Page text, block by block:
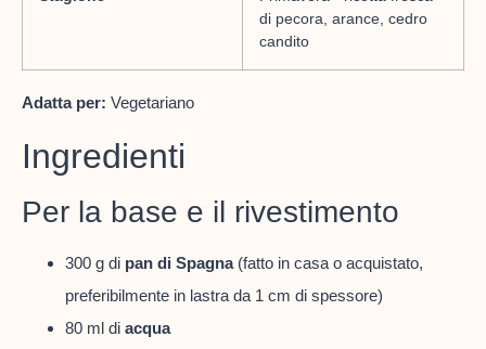
di pecora, arance, cedro
candito
Adatta per: Vegetariano
Ingredienti
Per la base e il rivestimento
300 g di pan di Spagna(fatto in casa o acquistato,
preferibilmente in lastra da 1 cm di spessore)
80 ml di acqua